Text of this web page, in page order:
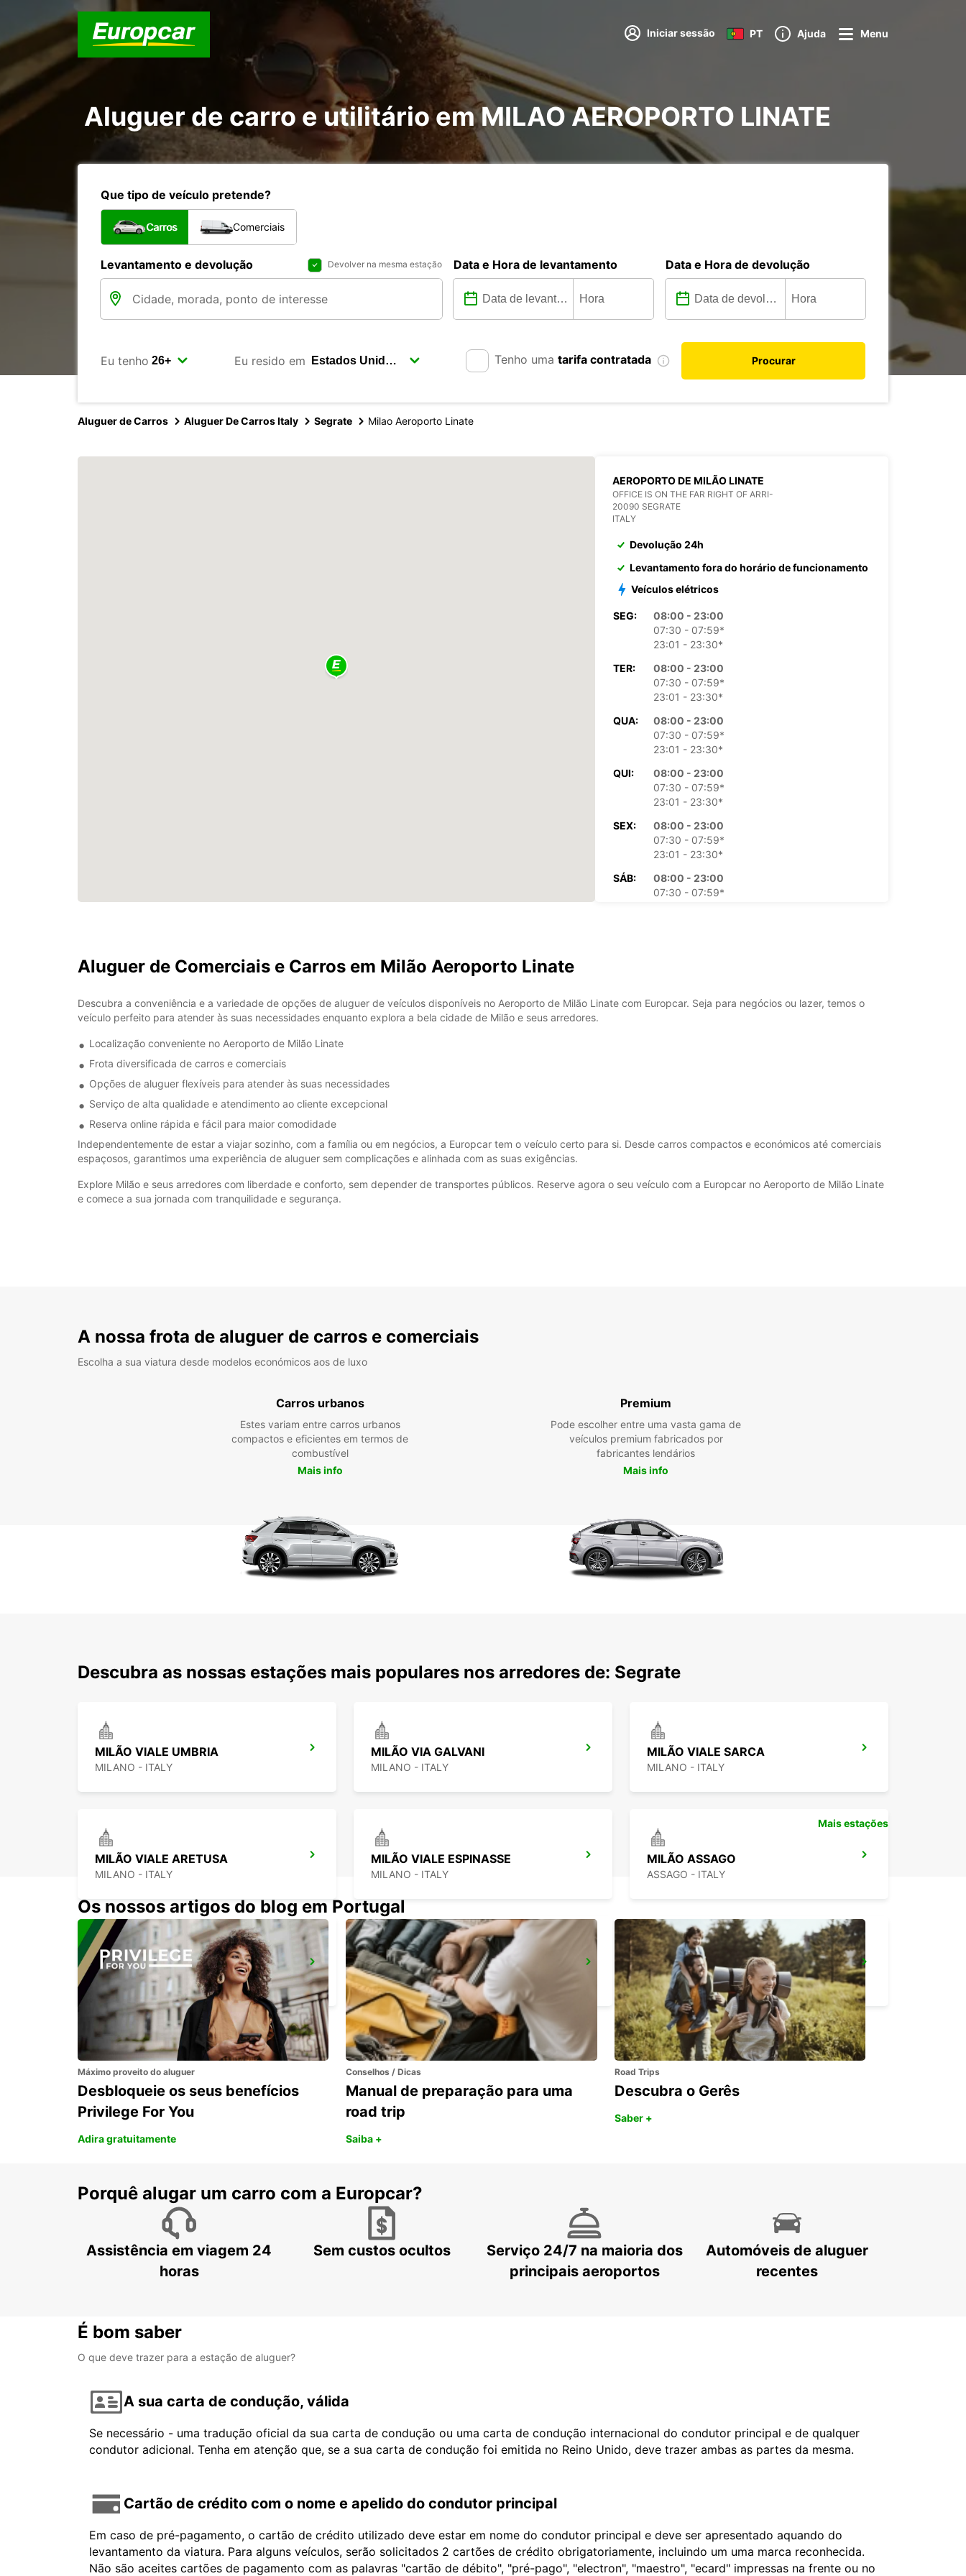
Iniciar sessão PT Ajuda Menu
Aluguer de carro e utilitário em MILAO AEROPORTO LINATE
Que tipo de veículo pretende?
Carros Comerciais
Levantamento e devolução Devolver na mesma estação Data e Hora de levantamento Data e Hora de devolução
Eu tenho Eu resido em Tenho uma tarifa contratada Procurar
Aluguer de Carros Aluguer De Carros Italy Segrate Milao Aeroporto Linate
AEROPORTO DE MILÃO LINATE
OFFICE IS ON THE FAR RIGHT OF ARRI-
20090 SEGRATE
ITALY
Devolução 24h
Levantamento fora do horário de funcionamento
Veículos elétricos
SEG:
08:00 - 23:00
07:30 - 07:59*
23:01 - 23:30*
TER:
08:00 - 23:00
07:30 - 07:59*
23:01 - 23:30*
QUA:
08:00 - 23:00
07:30 - 07:59*
23:01 - 23:30*
QUI:
08:00 - 23:00
07:30 - 07:59*
23:01 - 23:30*
SEX:
08:00 - 23:00
07:30 - 07:59*
23:01 - 23:30*
SÁB:
08:00 - 23:00
07:30 - 07:59*
Estes horários de funcionamento podem variar devido
a feriados.
Aluguer de Comerciais e Carros em Milão Aeroporto Linate
Descubra a conveniência e a variedade de opções de aluguer de veículos disponíveis no Aeroporto de Milão Linate com Europcar. Seja para negócios ou lazer, temos o
veículo perfeito para atender às suas necessidades enquanto explora a bela cidade de Milão e seus arredores.
Localização conveniente no Aeroporto de Milão Linate
Frota diversificada de carros e comerciais
Opções de aluguer flexíveis para atender às suas necessidades
Serviço de alta qualidade e atendimento ao cliente excepcional
Reserva online rápida e fácil para maior comodidade
Independentemente de estar a viajar sozinho, com a família ou em negócios, a Europcar tem o veículo certo para si. Desde carros compactos e económicos até comerciais
espaçosos, garantimos uma experiência de aluguer sem complicações e alinhada com as suas exigências.
Explore Milão e seus arredores com liberdade e conforto, sem depender de transportes públicos. Reserve agora o seu veículo com a Europcar no Aeroporto de Milão Linate
e comece a sua jornada com tranquilidade e segurança.
A nossa frota de aluguer de carros e comerciais
Escolha a sua viatura desde modelos económicos aos de luxo
Carros urbanos
Estes variam entre carros urbanos
compactos e eficientes em termos de
combustível
Mais info
Premium
Pode escolher entre uma vasta gama de
veículos premium fabricados por
fabricantes lendários
Mais info
Descubra as nossas estações mais populares nos arredores de: Segrate
MILÃO VIALE UMBRIA
MILANO - ITALY
MILÃO VIA GALVANI
MILANO - ITALY
MILÃO VIALE SARCA
MILANO - ITALY
MILÃO VIALE ARETUSA
MILANO - ITALY
MILÃO VIALE ESPINASSE
MILANO - ITALY
MILÃO ASSAGO
ASSAGO - ITALY
MONZA
MONZA - ITALY
LODI
LODI - ITALY
PAVIA
PAVIA - ITALY
Mais estações
Os nossos artigos do blog em Portugal
Máximo proveito do aluguer
Desbloqueie os seus benefícios
Privilege For You
Adira gratuitamente
Conselhos / Dicas
Manual de preparação para uma
road trip
Saiba +
Road Trips
Descubra o Gerês
Saber +
Porquê alugar um carro com a Europcar?
Assistência em viagem 24
horas
Sem custos ocultos
Serviço 24/7 na maioria dos
principais aeroportos
Automóveis de aluguer
recentes
É bom saber
O que deve trazer para a estação de aluguer?
A sua carta de condução, válida
Se necessário - uma tradução oficial da sua carta de condução ou uma carta de condução internacional do condutor principal e de qualquer
condutor adicional. Tenha em atenção que, se a sua carta de condução foi emitida no Reino Unido, deve trazer ambas as partes da mesma.
Cartão de crédito com o nome e apelido do condutor principal
Em caso de pré-pagamento, o cartão de crédito utilizado deve estar em nome do condutor principal e deve ser apresentado aquando do
levantamento da viatura. Para alguns veículos, serão solicitados 2 cartões de crédito obrigatoriamente, incluindo um uma marca reconhecida.
Não são aceites cartões de pagamento com as palavras "cartão de débito", "pré-pago", "electron", "maestro", "ecard" impressas na frente ou no